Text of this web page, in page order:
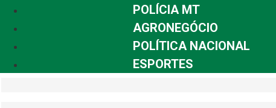
POLÍCIA MT
AGRONEGÓCIO
POLÍTICA NACIONAL
ESPORTES